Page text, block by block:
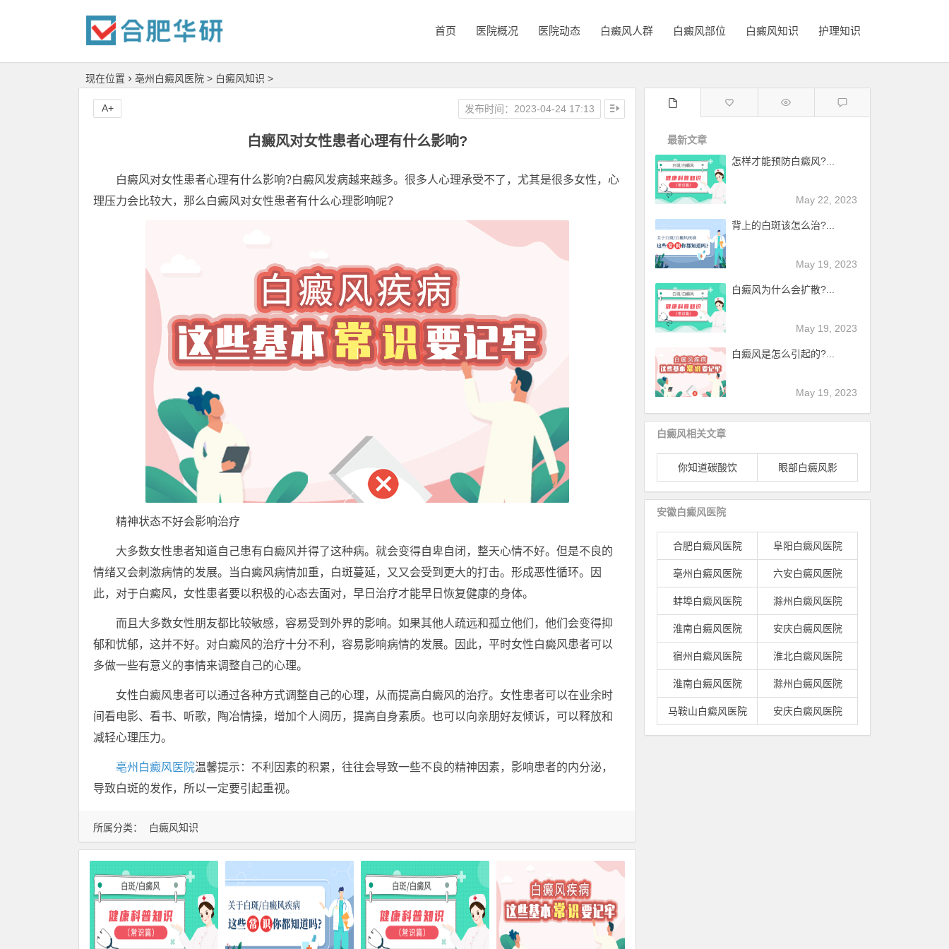
首页 医院概况 医院动态 白癜风人群 白癜风部位 白癜风知识 护理知识
现在位置 亳州白癜风医院 > 白癜风知识 >
白癜风对女性患者心理有什么影响?
发布时间：2023-04-24 17:13
A+
所属分类： 白癜风知识
白癜风对女性患者心理有什么影响?白癜风发病越来越多。很多人心理承受不了，尤其是很多女性，心
理压力会比较大，那么白癜风对女性患者有什么心理影响呢?
精神状态不好会影响治疗
大多数女性患者知道自己患有白癜风并得了这种病。就会变得自卑自闭，整天心情不好。但是不良的
情绪又会刺激病情的发展。当白癜风病情加重，白斑蔓延，又又会受到更大的打击。形成恶性循环。因
此，对于白癜风，女性患者要以积极的心态去面对，早日治疗才能早日恢复健康的身体。
而且大多数女性朋友都比较敏感，容易受到外界的影响。如果其他人疏远和孤立他们，他们会变得抑
郁和忧郁，这并不好。对白癜风的治疗十分不利，容易影响病情的发展。因此，平时女性白癜风患者可以
多做一些有意义的事情来调整自己的心理。
女性白癜风患者可以通过各种方式调整自己的心理，从而提高白癜风的治疗。女性患者可以在业余时
间看电影、看书、听歌，陶冶情操，增加个人阅历，提高自身素质。也可以向亲朋好友倾诉，可以释放和
减轻心理压力。
亳州白癜风医院温馨提示：不利因素的积累，往往会导致一些不良的精神因素，影响患者的内分泌，
导致白斑的发作，所以一定要引起重视。
最新文章
怎样才能预防白癜风?...
May 22, 2023
背上的白斑该怎么治?...
May 19, 2023
白癜风为什么会扩散?...
May 19, 2023
白癜风是怎么引起的?...
May 19, 2023
白癜风相关文章
你知道碳酸饮 眼部白癜风影
安徽白癜风医院
合肥白癜风医院 阜阳白癜风医院
亳州白癜风医院 六安白癜风医院
蚌埠白癜风医院 滁州白癜风医院
淮南白癜风医院 安庆白癜风医院
宿州白癜风医院 淮北白癜风医院
淮南白癜风医院 滁州白癜风医院
马鞍山白癜风医院 安庆白癜风医院